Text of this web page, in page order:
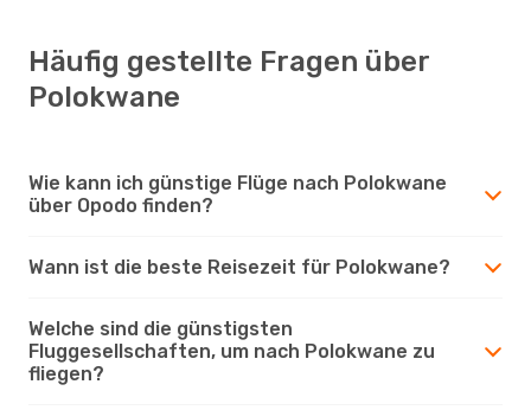
Häufig gestellte Fragen über
Polokwane
Wie kann ich günstige Flüge nach Polokwane
über Opodo finden?
Wann ist die beste Reisezeit für Polokwane?
Welche sind die günstigsten
Fluggesellschaften, um nach Polokwane zu
fliegen?